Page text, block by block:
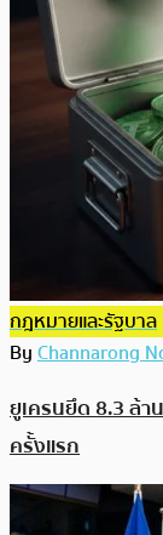
กฎหมายและรัฐบาล
ByChannarong
ยูเครนยึด 8.3 ล้า
ครั้งแรก